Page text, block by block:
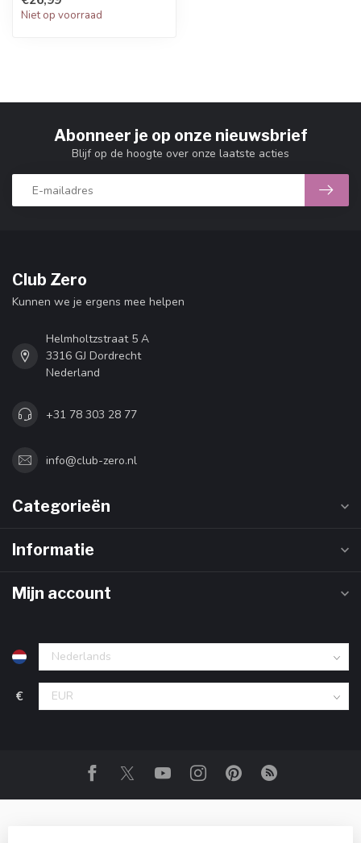
alternati...
Niet op voorraad
Abonneer je op onze nieuwsbrief
Blijf op de hoogte over onze laatste acties
Club Zero
Kunnen we je ergens mee helpen
Helmholtzstraat 5 A
3316 GJ Dordrecht
Nederland
+31 78 303 28 77
info@club-zero.nl
Categorieën
Informatie
Mijn account
€